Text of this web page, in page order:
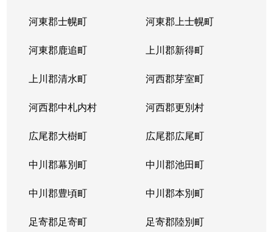
河東郡士幌町 河東郡上士幌町
河東郡鹿追町 上川郡新得町
上川郡清水町 河西郡芽室町
河西郡中札内村 河西郡更別村
広尾郡大樹町 広尾郡広尾町
中川郡幕別町 中川郡池田町
中川郡豊頃町 中川郡本別町
足寄郡足寄町 足寄郡陸別町